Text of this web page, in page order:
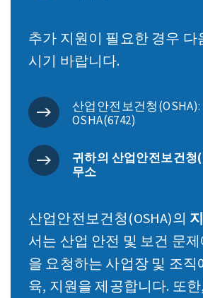
추가 지원이 필요한 경우
시기 바랍니다.
산업안전보건청(OSHA):
OSHA(6742)
귀하의 산업안전보건청
무소
산업안전보건청(OSHA)의
서는 산업 안전 및 보건 문
을 요청하는 사업장 및 조직
육, 지원을 제공합니다. 또